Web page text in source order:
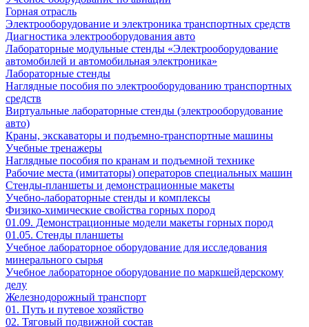
Горная отрасль
Электрооборудование и электроника транспортных средств
Диагностика электрооборудования авто
Лабораторные модульные стенды «Электрооборудование
автомобилей и автомобильная электроника»
Лабораторные стенды
Наглядные пособия по электрооборудованию транспортных
средств
Виртуальные лабораторные стенды (электрооборудование
авто)
Краны, экскаваторы и подъемно-транспортные машины
Учебные тренажеры
Наглядные пособия по кранам и подъемной технике
Рабочие места (имитаторы) операторов специальных машин
Стенды-планшеты и демонстрационные макеты
Учебно-лабораторные стенды и комплексы
Физико-химические свойства горных пород
01.09. Демонстрационные модели макеты горных пород
01.05. Стенды планшеты
Учебное лабораторное оборудование для исследования
минерального сырья
Учебное лабораторное оборудование по маркшейдерскому
делу
Железнодорожный транспорт
01. Путь и путевое хозяйство
02. Тяговый подвижной состав